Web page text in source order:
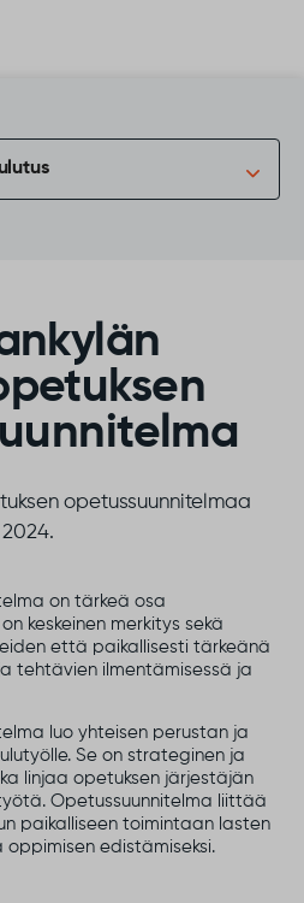
opetussuunnitelmaa
on tärkeä osa
keskeinen merkitys sekä
että paikallisesti tärkeänä
tehtävien ilmentämisessä ja
luo yhteisen perustan ja
Se on strateginen ja
linjaa opetuksen järjestäjän
Opetussuunnitelma liittää
paikalliseen toimintaan lasten
oppimisen edistämiseksi.